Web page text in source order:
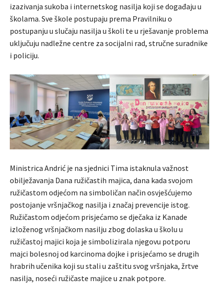
izazivanja sukoba i internetskog nasilja koji se događaju u
školama. Sve škole postupaju prema Pravilniku o
postupanju u slučaju nasilja u školi te u rješavanje problema
uključuju nadležne centre za socijalni rad, stručne suradnike
i policiju.
Ministrica Andrić je na sjednici Tima istaknula važnost
obilježavanja Dana ružičastih majica, dana kada svojom
ružičastom odjećom na simboličan način osvješćujemo
postojanje vršnjačkog nasilja i značaj prevencije istog.
Ružičastom odjećom prisjećamo se dječaka iz Kanade
izloženog vršnjačkom nasilju zbog dolaska u školu u
ružičastoj majici koja je simbolizirala njegovu potporu
majci bolesnoj od karcinoma dojke i prisjećamo se drugih
hrabrih učenika koji su stali u zaštitu svog vršnjaka, žrtve
nasilja, noseći ružičaste majice u znak potpore.